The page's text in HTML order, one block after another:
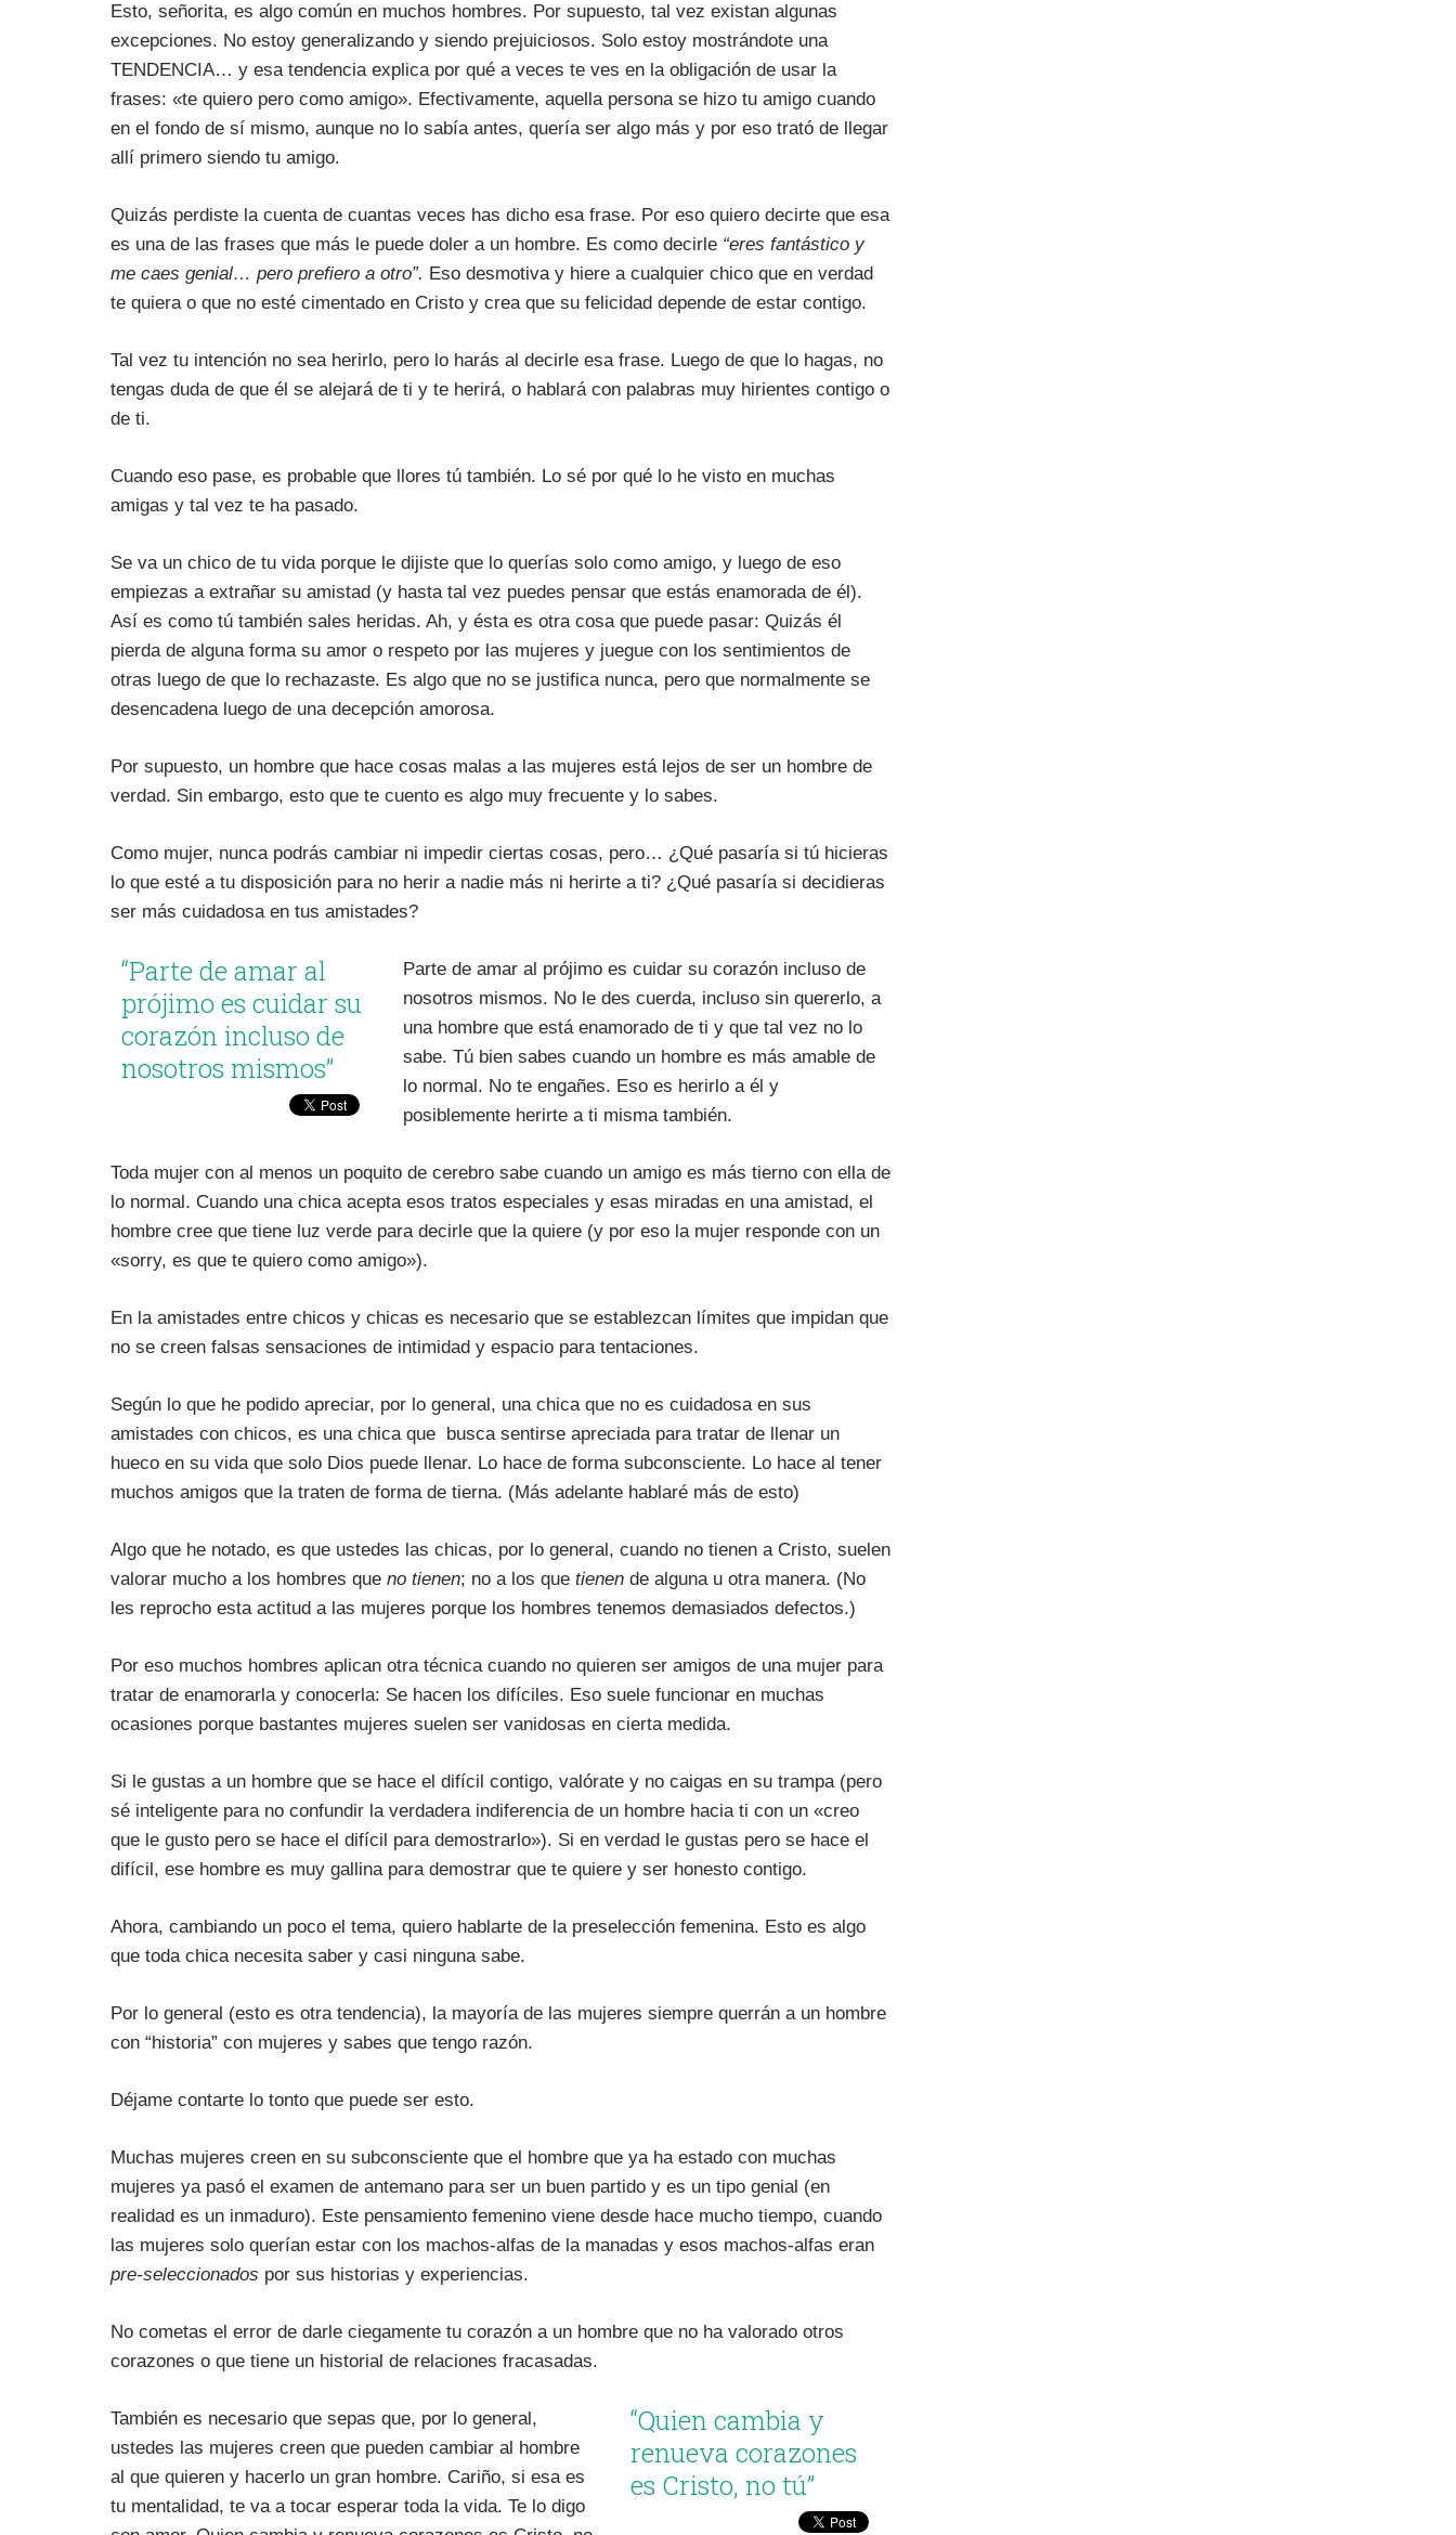
Esto, señorita, es algo común en muchos hombres. Por supuesto, tal vez existan algunas
excepciones. No estoy generalizando y siendo prejuiciosos. Solo estoy mostrándote una
TENDENCIA… y esa tendencia explica por qué a veces te ves en la obligación de usar la
frases: «te quiero pero como amigo». Efectivamente, aquella persona se hizo tu amigo cuando
en el fondo de sí mismo, aunque no lo sabía antes, quería ser algo más y por eso trató de llegar
allí primero siendo tu amigo.
Quizás perdiste la cuenta de cuantas veces has dicho esa frase. Por eso quiero decirte que esa
es una de las frases que más le puede doler a un hombre. Es como decirle “eres fantástico y
me caes genial… pero prefiero a otro”. Eso desmotiva y hiere a cualquier chico que en verdad
te quiera o que no esté cimentado en Cristo y crea que su felicidad depende de estar contigo.
Tal vez tu intención no sea herirlo, pero lo harás al decirle esa frase. Luego de que lo hagas, no
tengas duda de que él se alejará de ti y te herirá, o hablará con palabras muy hirientes contigo o
de ti.
Cuando eso pase, es probable que llores tú también. Lo sé por qué lo he visto en muchas
amigas y tal vez te ha pasado.
Se va un chico de tu vida porque le dijiste que lo querías solo como amigo, y luego de eso
empiezas a extrañar su amistad (y hasta tal vez puedes pensar que estás enamorada de él).
Así es como tú también sales heridas. Ah, y ésta es otra cosa que puede pasar: Quizás él
pierda de alguna forma su amor o respeto por las mujeres y juegue con los sentimientos de
otras luego de que lo rechazaste. Es algo que no se justifica nunca, pero que normalmente se
desencadena luego de una decepción amorosa.
Por supuesto, un hombre que hace cosas malas a las mujeres está lejos de ser un hombre de
verdad. Sin embargo, esto que te cuento es algo muy frecuente y lo sabes.
Como mujer, nunca podrás cambiar ni impedir ciertas cosas, pero… ¿Qué pasaría si tú hicieras
lo que esté a tu disposición para no herir a nadie más ni herirte a ti? ¿Qué pasaría si decidieras
ser más cuidadosa en tus amistades?
“Parte de amar al
prójimo es cuidar su
corazón incluso de
nosotros mismos”
Parte de amar al prójimo es cuidar su corazón incluso de
nosotros mismos. No le des cuerda, incluso sin quererlo, a
una hombre que está enamorado de ti y que tal vez no lo
sabe. Tú bien sabes cuando un hombre es más amable de
lo normal. No te engañes. Eso es herirlo a él y
posiblemente herirte a ti misma también.
Toda mujer con al menos un poquito de cerebro sabe cuando un amigo es más tierno con ella de
lo normal. Cuando una chica acepta esos tratos especiales y esas miradas en una amistad, el
hombre cree que tiene luz verde para decirle que la quiere (y por eso la mujer responde con un
«sorry, es que te quiero como amigo»).
En la amistades entre chicos y chicas es necesario que se establezcan límites que impidan que
no se creen falsas sensaciones de intimidad y espacio para tentaciones.
Según lo que he podido apreciar, por lo general, una chica que no es cuidadosa en sus
amistades con chicos, es una chica que busca sentirse apreciada para tratar de llenar un
hueco en su vida que solo Dios puede llenar. Lo hace de forma subconsciente. Lo hace al tener
muchos amigos que la traten de forma de tierna. (Más adelante hablaré más de esto)
Algo que he notado, es que ustedes las chicas, por lo general, cuando no tienen a Cristo, suelen
valorar mucho a los hombres que no tienen; no a los que tienen de alguna u otra manera. (No
les reprocho esta actitud a las mujeres porque los hombres tenemos demasiados defectos.)
Por eso muchos hombres aplican otra técnica cuando no quieren ser amigos de una mujer para
tratar de enamorarla y conocerla: Se hacen los difíciles. Eso suele funcionar en muchas
ocasiones porque bastantes mujeres suelen ser vanidosas en cierta medida.
Si le gustas a un hombre que se hace el difícil contigo, valórate y no caigas en su trampa (pero
sé inteligente para no confundir la verdadera indiferencia de un hombre hacia ti con un «creo
que le gusto pero se hace el difícil para demostrarlo»). Si en verdad le gustas pero se hace el
difícil, ese hombre es muy gallina para demostrar que te quiere y ser honesto contigo.
Ahora, cambiando un poco el tema, quiero hablarte de la preselección femenina. Esto es algo
que toda chica necesita saber y casi ninguna sabe.
Por lo general (esto es otra tendencia), la mayoría de las mujeres siempre querrán a un hombre
con “historia” con mujeres y sabes que tengo razón.
Déjame contarte lo tonto que puede ser esto.
Muchas mujeres creen en su subconsciente que el hombre que ya ha estado con muchas
mujeres ya pasó el examen de antemano para ser un buen partido y es un tipo genial (en
realidad es un inmaduro). Este pensamiento femenino viene desde hace mucho tiempo, cuando
las mujeres solo querían estar con los machos-alfas de la manadas y esos machos-alfas eran
pre-seleccionados por sus historias y experiencias.
No cometas el error de darle ciegamente tu corazón a un hombre que no ha valorado otros
corazones o que tiene un historial de relaciones fracasadas.
“Quien cambia y
renueva corazones
es Cristo, no tú”
También es necesario que sepas que, por lo general,
ustedes las mujeres creen que pueden cambiar al hombre
al que quieren y hacerlo un gran hombre. Cariño, si esa es
tu mentalidad, te va a tocar esperar toda la vida. Te lo digo